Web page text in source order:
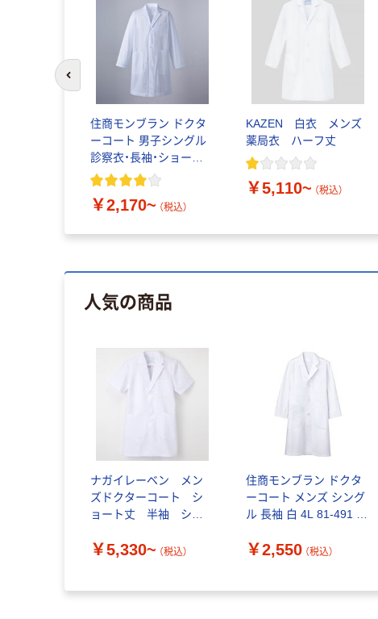
住商モンブラン ドクタ
ーコート 男子シングル
診察衣・長袖・ショート
丈 81-591・593
￥2,170~ （税込）
KAZEN 白衣 メンズ
薬局衣 ハーフ丈
￥5,110~ （税込）
前のスライドへ
人気の商品
ナガイレーベン メン
ズドクターコート シ
ョート丈 半袖 シン
￥5,330~ （税込）
住商モンブラン ドクタ
ーコート メンズ シング
ル 長袖 白 4L 81-491 1
ート（直送品）
￥2,550 （税込）